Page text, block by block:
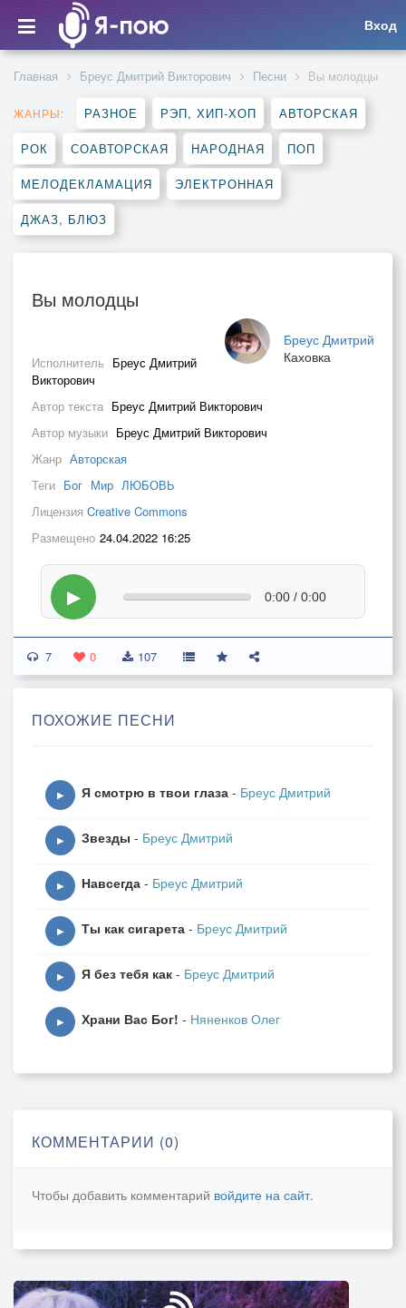
Вход
Главная Бреус Дмитрий Викторович Песни Вы молодцы
ЖАНРЫ: РАЗНОЕ РЭП, ХИП-ХОП АВТОРСКАЯ
РОК СОАВТОРСКАЯ НАРОДНАЯ ПОП
МЕЛОДЕКЛАМАЦИЯ ЭЛЕКТРОННАЯ
ДЖАЗ, БЛЮЗ
Вы молодцы
Бреус Дмитрий
Каховка
Исполнитель Бреус Дмитрий
Викторович
Автор текста Бреус Дмитрий Викторович
Автор музыки Бреус Дмитрий Викторович
Жанр Авторская
Теги Бог Мир ЛЮБОВЬ
Лицензия Creative Commons
Размещено 24.04.2022 16:25
▶ 0:00 / 0:00
7 0 107
ПОХОЖИЕ ПЕСНИ
▶ Я смотрю в твои глаза - Бреус Дмитрий
▶ Звезды - Бреус Дмитрий
▶ Навсегда - Бреус Дмитрий
▶ Ты как сигарета - Бреус Дмитрий
▶ Я без тебя как - Бреус Дмитрий
▶ Храни Вас Бог! - Няненков Олег
КОММЕНТАРИИ (0)
Чтобы добавить комментарий войдите на сайт.